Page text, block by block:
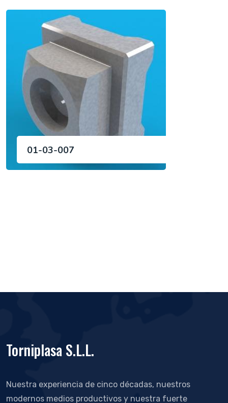
01-03-007
Torniplasa S.L.L.
Nuestra experiencia de cinco décadas, nuestros
modernos medios productivos y nuestra fuerte